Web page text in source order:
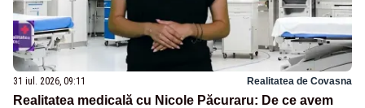
31 iul. 2026, 09:11 Realitatea de Covasna
Realitatea medicală cu Nicole Păcuraru: De ce avem